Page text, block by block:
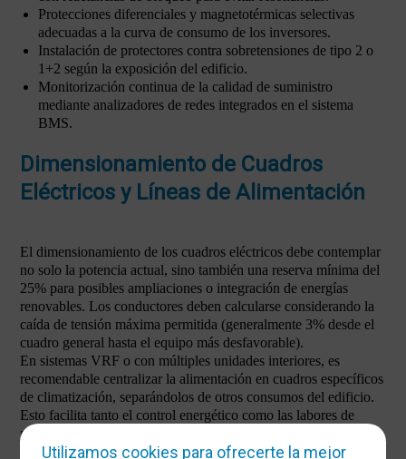
Protecciones diferenciales y magnetotérmicas selectivas
adecuadas a la curva de consumo de los inversores.
Instalación de protectores contra sobretensiones de tipo 2 o
1+2 según la exposición del edificio.
Monitorización continua de la calidad de suministro
mediante analizadores de redes integrados en el sistema
BMS.
Dimensionamiento de Cuadros
Eléctricos y Líneas de Alimentación
El dimensionamiento de los cuadros eléctricos debe contemplar
no solo la potencia actual, sino también una reserva mínima del
25% para posibles ampliaciones o integración de energías
renovables. Los conductores deben calcularse considerando la
caída de tensión máxima permitida (generalmente 3% desde el
cuadro general hasta el equipo más desfavorable).
En sistemas VRF o con múltiples unidades interiores, es
recomendable centralizar la alimentación en cuadros específicos
de climatización, separándolos de otros consumos del edificio.
Esto facilita tanto el control energético como las labores de
mantenimiento y permite una mejor gestión de las demandas
punta.Utilizamos cookies para ofrecerte la mejor